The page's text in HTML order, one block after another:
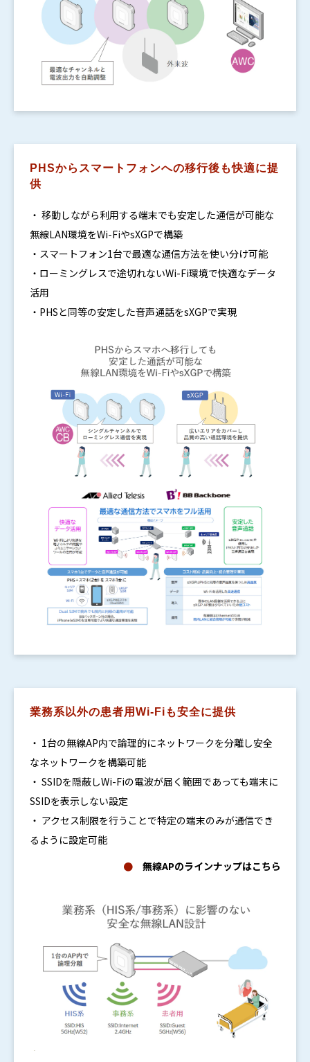
PHSからスマートフォンへの移行後も快適に提
供
・ 移動しながら利用する端末でも安定した通信が可能な
無線LAN環境をWi-FiやsXGPで構築
・スマートフォン1台で最適な通信方法を使い分け可能
・ローミングレスで途切れないWi-Fi環境で快適なデータ
活用
・PHSと同等の安定した音声通話をsXGPで実現
業務系以外の患者用Wi-Fiも安全に提供
・ 1台の無線AP内で論理的にネットワークを分離し安全
なネットワークを構築可能
・ SSIDを隠蔽しWi-Fiの電波が届く範囲であっても端末に
SSIDを表示しない設定
・ アクセス制限を行うことで特定の端末のみが通信でき
るように設定可能
●無線APのラインナップはこちら